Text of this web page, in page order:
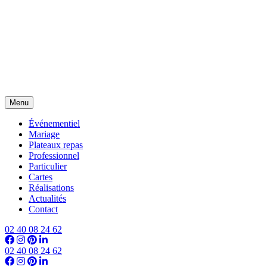
Menu
Événementiel
Mariage
Plateaux repas
Professionnel
Particulier
Cartes
Réalisations
Actualités
Contact
02 40 08 24 62
02 40 08 24 62